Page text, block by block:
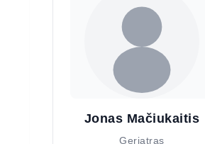
Jonas Mačiukaitis
Geriatras